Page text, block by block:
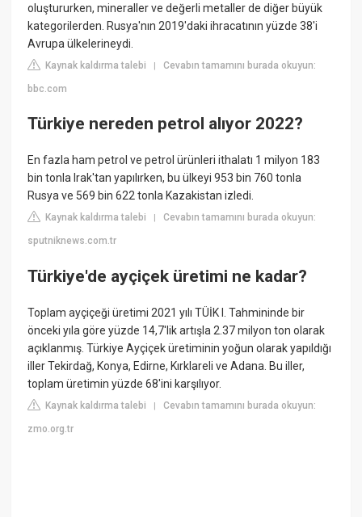
oluştururken, mineraller ve değerli metaller de diğer büyük
kategorilerden. Rusya'nın 2019'daki ihracatının yüzde 38'i
Avrupa ülkelerineydi.
Kaynak kaldırma talebi |Cevabın tamamını burada okuyun:
bbc.com
Türkiye nereden petrol alıyor 2022?
​​​​​​​En fazla ham petrol ve petrol ürünleri ithalatı 1 milyon 183
bin tonla Irak'tan yapılırken, bu ülkeyi 953 bin 760 tonla
Rusya ve 569 bin 622 tonla Kazakistan izledi.
Kaynak kaldırma talebi |Cevabın tamamını burada okuyun:
sputniknews.com.tr
Türkiye'de ayçiçek üretimi ne kadar?
Toplam ayçiçeği üretimi 2021 yılı TÜİK I. Tahmininde bir
önceki yıla göre yüzde 14,7'lik artışla 2.37 milyon ton olarak
açıklanmış. Türkiye Ayçiçek üretiminin yoğun olarak yapıldığı
iller Tekirdağ, Konya, Edirne, Kırklareli ve Adana. Bu iller,
toplam üretimin yüzde 68'ini karşılıyor.
Kaynak kaldırma talebi |Cevabın tamamını burada okuyun:
zmo.org.tr